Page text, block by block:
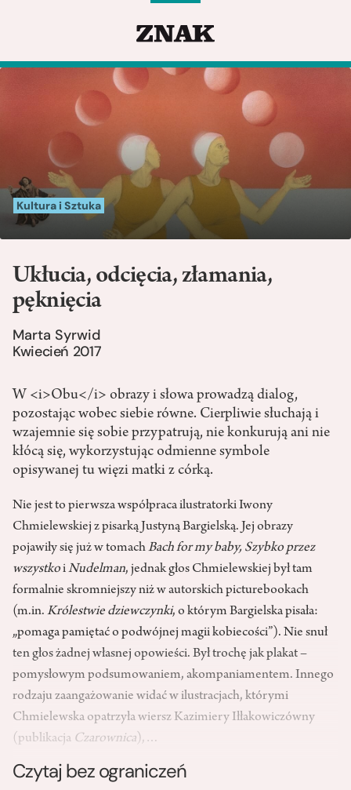
Kultura i Sztuka
Ukłucia, odcięcia, złamania,
pęknięcia
Marta Syrwid
Kwiecień 2017
W <i>Obu</i> obrazy i słowa prowadzą dialog,
pozostając wobec siebie równe. Cierpliwie słuchają i
wzajemnie się sobie przypatrują, nie konkurują ani nie
kłócą się, wykorzystując odmienne symbole
opisywanej tu więzi matki z córką.
Nie jest to pierwsza współpraca ilustratorki Iwony
Chmielewskiej z pisarką Justyną Bargielską. Jej obrazy
pojawiły się już w tomachBach for my baby, Szybko przez
wszystkoiNudelman, jednak głos Chmielewskiej był tam
formalnie skromniejszy niż w autorskich picturebookach
(m.in. Królestwie dziewczynki, o którym Bargielska pisała:
„pomaga pamiętać o podwójnej magii kobiecości”). Nie snuł
ten głos żadnej własnej opowieści. Był trochę jak plakat –
pomysłowym podsumowaniem, akompaniamentem. Innego
rodzaju zaangażowanie widać w ilustracjach, którymi
Chmielewska opatrzyła wiersz Kazimiery Iłłakowiczówny
(publikacja Czarownica),…
Czytaj bez ograniczeń